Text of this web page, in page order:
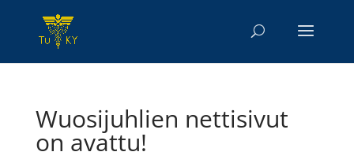
Wuosijuhlien nettisivut
on avattu!